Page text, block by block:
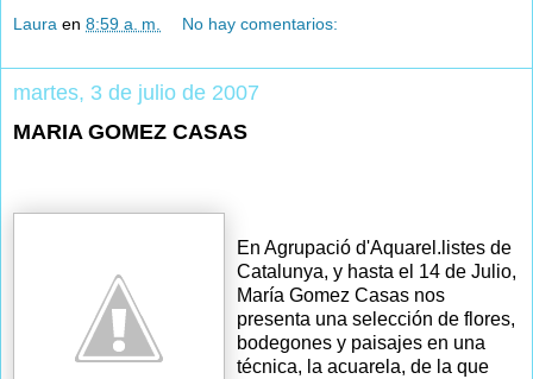
Laura en 8:59 a. m. No hay comentarios:
martes, 3 de julio de 2007
MARIA GOMEZ CASAS
En Agrupació d'Aquarel.listes de
Catalunya, y hasta el 14 de Julio,
María Gomez Casas nos
presenta una selección de flores,
bodegones y paisajes en una
técnica, la acuarela, de la que